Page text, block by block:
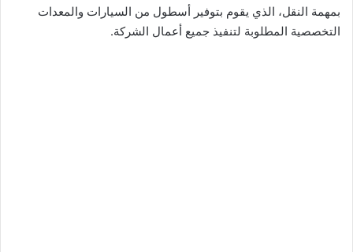
بمهمة النقل، الذي يقوم بتوفير أسطول من السيارات والمعدات
التخصصية المطلوبة لتنفيذ جميع أعمال الشركة.